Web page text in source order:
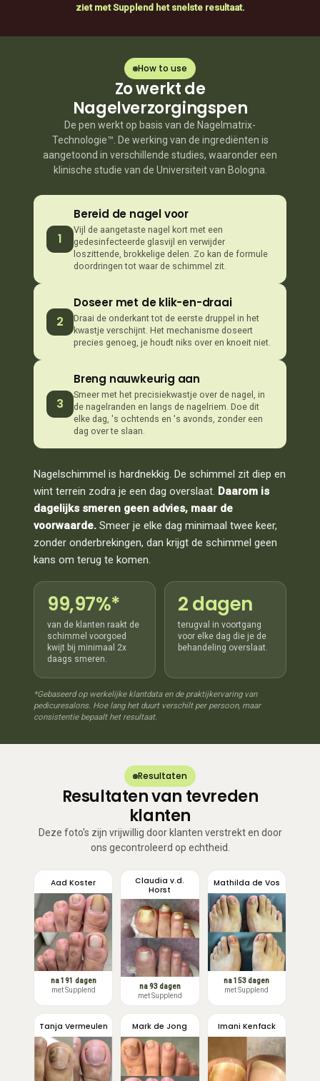
ziet met Supplend het snelste resultaat.
How to use
Zo werkt de
Nagelverzorgingspen
De pen werkt op basis van de Nagelmatrix-
Technologie™. De werking van de ingrediënten is
aangetoond in verschillende studies, waaronder een
klinische studie van de Universiteit van Bologna.
1
Bereid de nagel voor
Vijl de aangetaste nagel kort met een
gedesinfecteerde glasvijl en verwijder
loszittende, brokkelige delen. Zo kan de formule
doordringen tot waar de schimmel zit.
2
Doseer met de klik-en-draai
Draai de onderkant tot de eerste druppel in het
kwastje verschijnt. Het mechanisme doseert
precies genoeg, je houdt niks over en knoeit niet.
3
Breng nauwkeurig aan
Smeer met het precisiekwastje over de nagel, in
de nagelranden en langs de nagelriem. Doe dit
elke dag, 's ochtends en 's avonds, zonder een
dag over te slaan.
Nagelschimmel is hardnekkig. De schimmel zit diep en
wint terrein zodra je een dag overslaat. Daarom is
dagelijks smeren geen advies, maar de
voorwaarde. Smeer je elke dag minimaal twee keer,
zonder onderbrekingen, dan krijgt de schimmel geen
kans om terug te komen.
99,97%*
van de klanten raakt de
schimmel voorgoed
kwijt bij minimaal 2x
daags smeren.
2 dagen
terugval in voortgang
voor elke dag die je de
behandeling overslaat.
*Gebaseerd op werkelijke klantdata en de praktijkervaring van
pedicuresalons. Hoe lang het duurt verschilt per persoon, maar
consistentie bepaalt het resultaat.
Resultaten
Resultaten van tevreden
klanten
Deze foto's zijn vrijwillig door klanten verstrekt en door
ons gecontroleerd op echtheid.
Aad Koster
na 191 dagen
met Supplend
Claudia v.d.
Horst
na 93 dagen
met Supplend
Mathilda de Vos
na 153 dagen
met Supplend
Tanja Vermeulen Mark de Jong Imani Kenfack